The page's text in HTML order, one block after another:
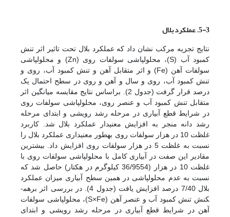
5-3. عملکرد بلال
نتایج تجزیه مرکب نشان داد که عملکرد بلال تحت تاثیر اثر تنش
کمبود آب (S)، محلول­پاشی سولفات روی (Zn) و محلول­پاشی
سولفات آهن (Fe) و اثر متقابل آهن و تنش کمبود آب، روی و
تنش کمبود آب، روی و سال و آهن و روی در سطح احتمال یک
درصد قرار گرفت (جدول 2). براساس نتایج مقایسه میانگین اثر
متقابل تنش کمبود آب و عنصر روی، محلول­پاشی سولفات روی
در شرایط قطع آبیاری در مرحله رشد رویشی و ابتدای مرحله
رشد دانه منجر به افزایش معنی­دار عملکرد بلال شد. کاربرد
غلظت 10 در هزار سولفات روی به­طور معنی­داری عملکرد بلال را
نسبت به غلظت 5 در هزار سولفات روی افزایش داد. بیش­ترین
مقادیر این صفت در آبیاری کامل با محلول­پاشی سولفات روی با
غلظت 10 در هزار (36/9554 کیلوگرم در هکتار) حاصل شد که
نسبت به عدم محلول­پاشی در همین سطح آبیاری میزان عملکرد
بلال 7/40 درصد افزایش یافت (جدول 4). در بررسی اثر برهم­
کنش تنش کمبود آب و عنصر آهن (S×Fe)، محلول­پاشی سولفات
آهن در شرایط قطع آبیاری در مرحله رشد رویشی و ابتدای